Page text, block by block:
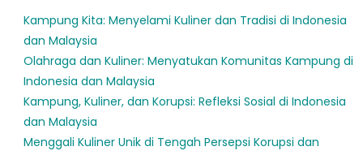
Kampung Kita: Menyelami Kuliner dan Tradisi di Indonesia
dan Malaysia
Olahraga dan Kuliner: Menyatukan Komunitas Kampung di
Indonesia dan Malaysia
Kampung, Kuliner, dan Korupsi: Refleksi Sosial di Indonesia
dan Malaysia
Menggali Kuliner Unik di Tengah Persepsi Korupsi dan